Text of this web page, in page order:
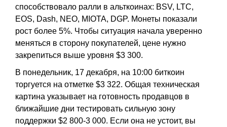
способствовало ралли в альткоинах: BSV, LTC,
EOS, Dash, NEO, MIOTA, DGP. Монеты показали
рост более 5%. Чтобы ситуация начала уверенно
меняться в сторону покупателей, цене нужно
закрепиться выше уровня $3 300.
В понедельник, 17 декабря, на 10:00 биткоин
торгуется на отметке $3 322. Общая техническая
картина указывает на готовность продавцов в
ближайшие дни тестировать сильную зону
поддержки $2 800-3 000. Если она не устоит, вы